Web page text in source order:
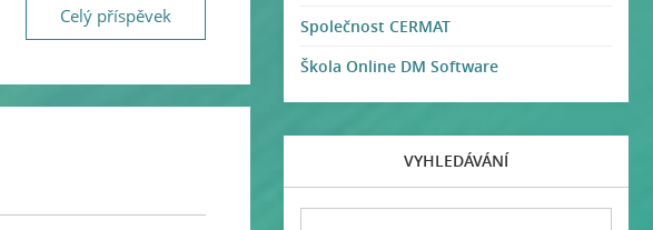
Celý příspěvek
Společnost CERMAT
Škola Online DM Software
VYHLEDÁVÁNÍ